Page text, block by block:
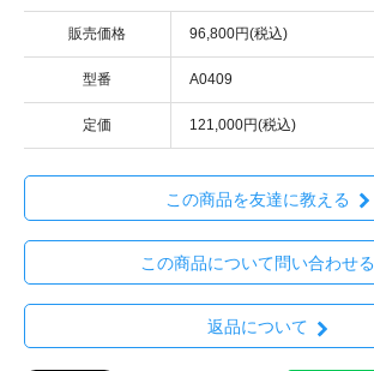
販売価格 96,800円(税込)
型番 A0409
定価 121,000円(税込)
この商品を友達に教える
この商品について問い合わせる
返品について